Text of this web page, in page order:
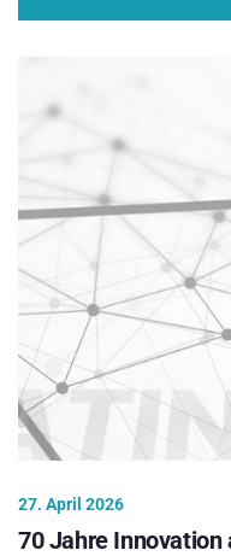
27. April 2026
70 Jahre Innovation